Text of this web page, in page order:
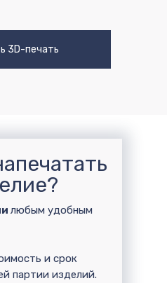
3D-печать
любым удобным
и срок
партии изделий.